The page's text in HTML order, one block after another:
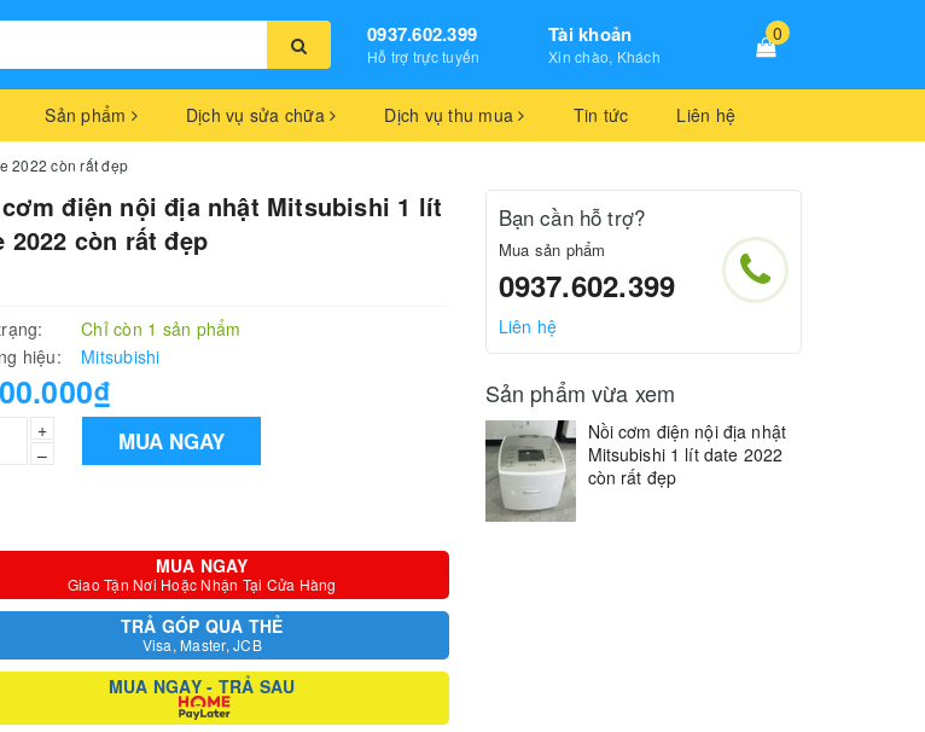
0937.602.399
Hỗ trợ trực tuyến
Tài khoản
Xin chào, Khách
0
Sản phẩm Dịch vụ sửa chữa Dịch vụ thu mua Tin tức Liên hệ
2022 còn rất đẹp
điện nội địa nhật Mitsubishi 1 lít
2022 còn rất đẹp
Chỉ còn 1 sản phẩm
hiệu:
Mitsubishi
+
–
MUA NGAY
MUA NGAY
Giao Tận Nơi Hoặc Nhận Tại Cửa Hàng
TRẢ GÓP QUA THẺ
Visa, Master, JCB
MUA NGAY - TRẢ SAU
Bạn cần hỗ trợ?
Mua sản phẩm
0937.602.399
Liên hệ
Sản phẩm vừa xem
Nồi cơm điện nội địa nhật
Mitsubishi 1 lít date 2022
còn rất đẹp